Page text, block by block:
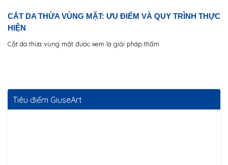
CẮT DA THỪA VÙNG MẶT: ƯU ĐIỂM VÀ QUY TRÌNH THỰC
HIỆN
Cắt da thừa vùng mặt được xem là giải pháp thẩm
Tiêu điểm GiuseArt